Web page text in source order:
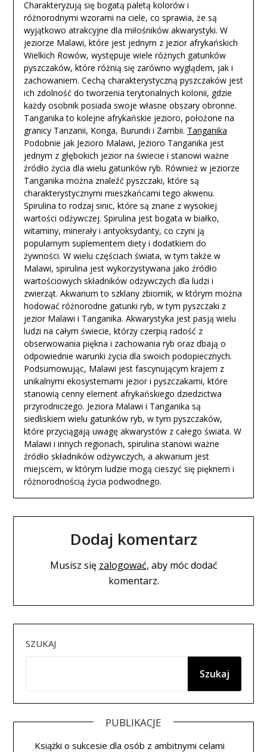
Charakteryzują się bogatą paletą kolorów i
różnorodnymi wzorami na ciele, co sprawia, że są
wyjątkowo atrakcyjne dla miłośników akwarystyki. W
jeziorze Malawi, które jest jednym z jezior afrykańskich
Wielkich Rowów, występuje wiele różnych gatunków
pyszczaków, które różnią się zarówno wyglądem, jak i
zachowaniem. Cechą charakterystyczną pyszczaków jest
ich zdolność do tworzenia terytorialnych kolonii, gdzie
każdy osobnik posiada swoje własne obszary obronne.
Tanganika to kolejne afrykańskie jezioro, położone na
granicy Tanzanii, Konga, Burundi i Zambii. Tanganika
Podobnie jak Jezioro Malawi, Jezioro Tanganika jest
jednym z głębokich jezior na świecie i stanowi ważne
źródło życia dla wielu gatunków ryb. Również w jeziorze
Tanganika można znaleźć pyszczaki, które są
charakterystycznymi mieszkańcami tego akwenu.
Spirulina to rodzaj sinic, które są znane z wysokiej
wartości odżywczej. Spirulina jest bogata w białko,
witaminy, minerały i antyoksydanty, co czyni ją
popularnym suplementem diety i dodatkiem do
żywności. W wielu częściach świata, w tym także w
Malawi, spirulina jest wykorzystywana jako źródło
wartościowych składników odżywczych dla ludzi i
zwierząt. Akwarium to szklany zbiornik, w którym można
hodować różnorodne gatunki ryb, w tym pyszczaki z
jezior Malawi i Tanganika. Akwarystyka jest pasją wielu
ludzi na całym świecie, którzy czerpią radość z
obserwowania piękna i zachowania ryb oraz dbają o
odpowiednie warunki życia dla swoich podopiecznych.
Podsumowując, Malawi jest fascynującym krajem z
unikalnymi ekosystemami jezior i pyszczakami, które
stanowią cenny element afrykańskiego dziedzictwa
przyrodniczego. Jeziora Malawi i Tanganika są
siedliskiem wielu gatunków ryb, w tym pyszczaków,
które przyciągają uwagę akwarystów z całego świata. W
Malawi i innych regionach, spirulina stanowi ważne
źródło składników odżywczych, a akwarium jest
miejscem, w którym ludzie mogą cieszyć się pięknem i
różnorodnością życia podwodnego.
Dodaj komentarz
Musisz się zalogować, aby móc dodać
komentarz.
SZUKAJ
Szukaj
PUBLIKACJE
Książki o sukcesie dla osób z ambitnymi celami